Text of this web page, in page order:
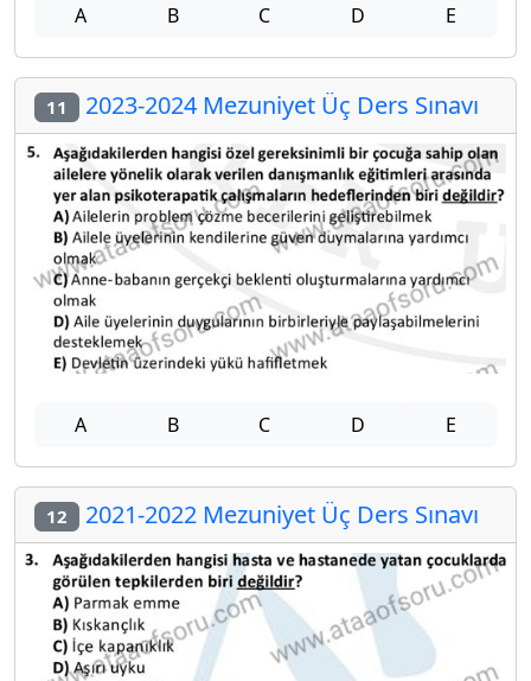
A B C D E
11 2023-2024 Mezuniyet Üç Ders Sınavı
A B C D E
12 2021-2022 Mezuniyet Üç Ders Sınavı